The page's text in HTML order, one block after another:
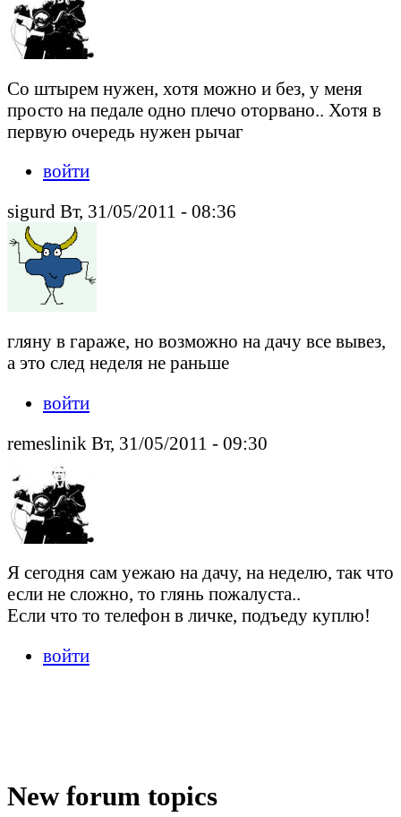
Со штырем нужен, хотя можно и без, у меня
просто на педале одно плечо оторвано.. Хотя в
первую очередь нужен рычаг
войти
sigurd Вт, 31/05/2011 - 08:36
гляну в гараже, но возможно на дачу все вывез,
а это след неделя не раньше
войти
remeslinik Вт, 31/05/2011 - 09:30
Я сегодня сам уежаю на дачу, на неделю, так что
если не сложно, то глянь пожалуста..
Если что то телефон в личке, подъеду куплю!
войти
New forum topics